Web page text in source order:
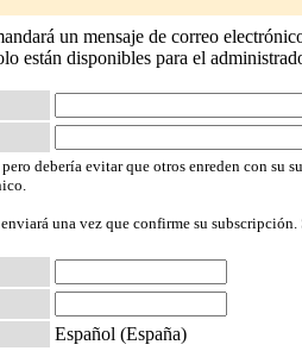
un mensaje de correo
están disponibles para el
debería evitar que otros enreden con su
una vez que confirme su
Español (España)